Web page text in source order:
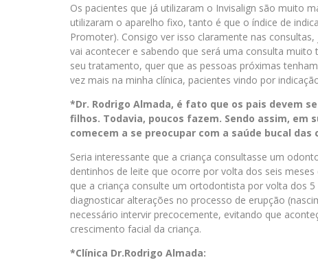
Os pacientes que já utilizaram o Invisalign são muito
utilizaram o aparelho fixo, tanto é que o índice de
Promoter). Consigo ver isso claramente nas
vai acontecer e sabendo que será uma consulta
seu tratamento, quer que as pessoas próximas
vez mais na minha clínica, pacientes vindo por
*Dr. Rodrigo Almada, é fato que os pais devem
filhos. Todavia, poucos fazem. Sendo assim, em
comecem a se preocupar com a saúde bucal das
Seria interessante que a criança consultasse um
dentinhos de leite que ocorre por volta dos seis
que a criança consulte um ortodontista por volta dos
diagnosticar alterações no processo de erupção
necessário intervir precocemente, evitando que
crescimento facial da criança.
*Clínica Dr.Rodrigo Almada: